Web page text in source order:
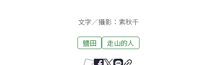
文字∕攝影：紫秋千
鹽田 走山的人